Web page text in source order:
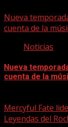
Nueva
cuenta de la
Noticias
Nueva
cuenta de la
Mercyful Fate
Leyendas del